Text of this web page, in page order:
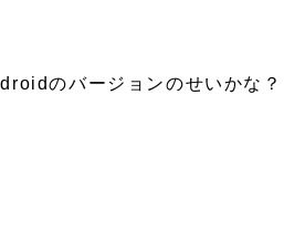
のバージョンのせいかな？